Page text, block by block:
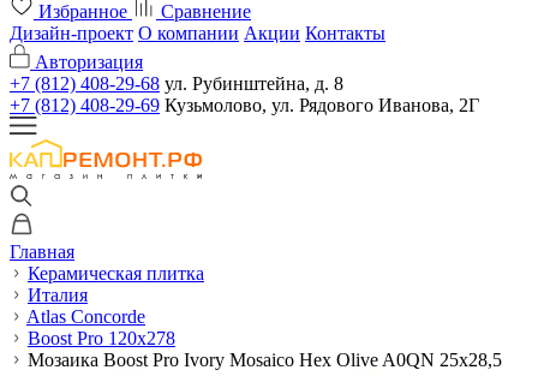
Избранное
Сравнение
Дизайн-проект О компании Акции Контакты
Авторизация
+7 (812) 408-29-68 ул. Рубинштейна, д. 8
+7 (812) 408-29-69 Кузьмолово, ул. Рядового Иванова, 2Г
Главная
Керамическая плитка
Италия
Atlas Concorde
Boost Pro 120x278
Мозаика Boost Pro Ivory Mosaico Hex Olive A0QN 25x28,5